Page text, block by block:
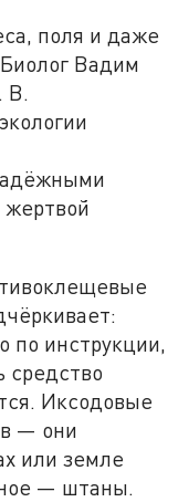
поля и даже
Биолог Вадим
В.
жертвой
по инструкции,
средство
Иксодовые
— они
или земле
— штаны.